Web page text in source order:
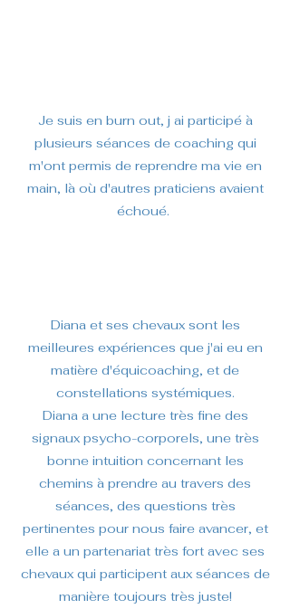
Je suis en burn out, j ai participé à
plusieurs séances de coaching qui
m'ont permis de reprendre ma vie en
main, là où d'autres praticiens avaient
échoué.
Diana et ses chevaux sont les
meilleures expériences que j'ai eu en
matière d'équicoaching, et de
constellations systémiques.
Diana a une lecture très fine des
signaux psycho-corporels, une très
bonne intuition concernant les
chemins à prendre au travers des
séances, des questions très
pertinentes pour nous faire avancer, et
elle a un partenariat très fort avec ses
chevaux qui participent aux séances de
manière toujours très juste!